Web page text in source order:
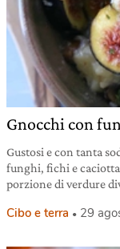
Gnocchi con
Gustosi e con tanta
funghi, fichi e
porzione di verdure
Cibo e terra 29